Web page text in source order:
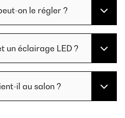
on le régler ?
un éclairage LED ?
il au salon ?